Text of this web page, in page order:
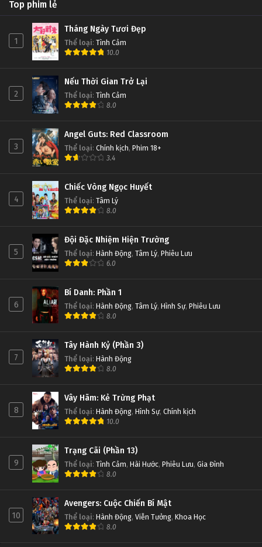
Top phim lẻ
1
Tháng Ngày Tươi Đẹp
Thể loại: Tình Cảm
10.0
2
Nếu Thời Gian Trở Lại
Thể loại: Tình Cảm
8.0
3
Angel Guts: Red Classroom
Thể loại: Chính kịch, Phim 18+
3.4
4
Chiếc Vòng Ngọc Huyết
Thể loại: Tâm Lý
8.0
5
Đội Đặc Nhiệm Hiện Trường
Thể loại: Hành Động, Tâm Lý, Phiêu Lưu
6.0
6
Bí Danh: Phần 1
Thể loại: Hành Động, Tâm Lý, Hình Sự, Phiêu Lưu
8.0
7
Tây Hành Kỷ (Phần 3)
Thể loại: Hành Động
8.0
8
Vây Hãm: Kẻ Trừng Phạt
Thể loại: Hành Động, Hình Sự, Chính kịch
10.0
9
Trạng Cãi (Phần 13)
Thể loại: Tình Cảm, Hài Hước, Phiêu Lưu, Gia Đình
8.0
10
Avengers: Cuộc Chiến Bí Mật
Thể loại: Hành Động, Viễn Tưởng, Khoa Học
8.0